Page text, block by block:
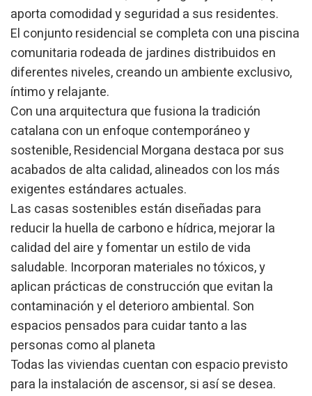
aporta comodidad y seguridad a sus residentes.
El conjunto residencial se completa con una piscina
comunitaria rodeada de jardines distribuidos en
diferentes niveles, creando un ambiente exclusivo,
íntimo y relajante.
Con una arquitectura que fusiona la tradición
catalana con un enfoque contemporáneo y
sostenible, Residencial Morgana destaca por sus
acabados de alta calidad, alineados con los más
exigentes estándares actuales.
Las casas sostenibles están diseñadas para
reducir la huella de carbono e hídrica, mejorar la
calidad del aire y fomentar un estilo de vida
saludable. Incorporan materiales no tóxicos, y
aplican prácticas de construcción que evitan la
contaminación y el deterioro ambiental. Son
espacios pensados para cuidar tanto a las
personas como al planeta
Todas las viviendas cuentan con espacio previsto
para la instalación de ascensor, si así se desea.
Modifier les cookies
Technique et Fonctionnel
Toujours actif
Ce site Web utilise ses propres cookies pour collecter des
informations afin d'améliorer nos services. Si vous
continuez à naviguer, vous acceptez leur installation.
L'utilisateur a la possibilité de configurer son navigateur,
pouvant, s'il le souhaite, empêcher leur installation sur son
disque dur, même s'il doit garder à l'esprit qu'une telle
action peut entraîner des difficultés de navigation sur le
site.
Analyse et Personnalisation
Ils permettent le suivi et l'analyse du comportement des
utilisateurs de ce site. Les informations collectées via ce
type de cookies sont utilisées pour mesurer l'activité du
Web pour l'élaboration des profils de navigation des
utilisateurs afin d'introduire des améliorations basées sur
l'analyse des données d'utilisation effectuée par les
utilisateurs du service. . Ils nous permettent de
sauvegarder les informations de préférence de l'utilisateur
pour améliorer la qualité de nos services et offrir une
meilleure expérience grâce aux produits recommandés.
Marketing et Publicité
Ces cookies sont utilisés pour stocker des informations sur
les préférences et les choix personnels de l'utilisateur